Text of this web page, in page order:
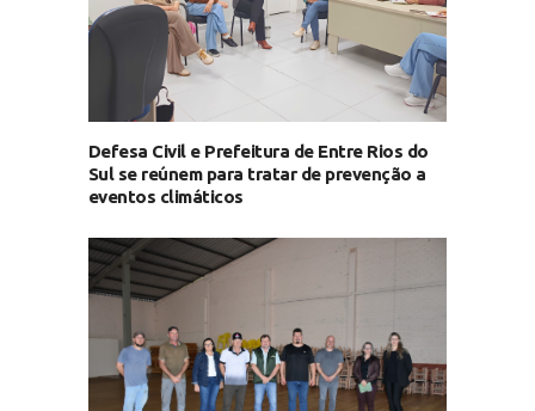
Defesa Civil e Prefeitura de Entre Rios do
Sul se reúnem para tratar de prevenção a
eventos climáticos